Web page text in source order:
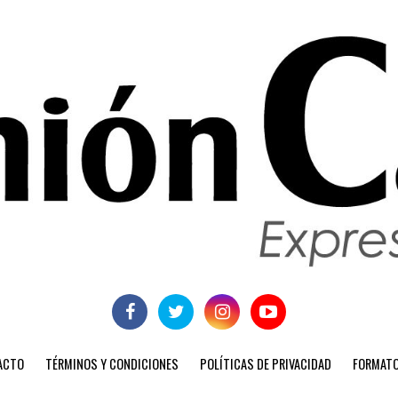
TÉRMINOS Y CONDICIONES POLÍTICAS DE PRIVACIDAD